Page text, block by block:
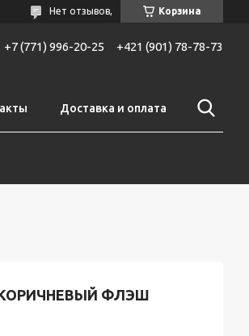
Корзина
Нет отзывов,
+7 (771) 996-20-25 +421 (901) 78-78-73
Доставка и оплата
ФЛЭШ